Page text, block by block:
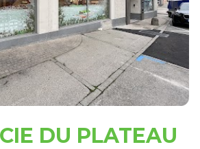
DU PLATEAU